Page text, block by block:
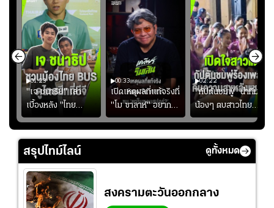
01:23
"เจ ชนาธิป" เล่า
เบื้องหลัง "ไทย
BUS" บังเอิญเจอขอ
ถ่ายรูปที่ฟู้ดแลนด์
00:33
เปิดเหตุผลที่แท้จริงที่
"โม ซาลาห์" อยาก
ย้ายซบ "แทร็บซอนส
ปอร์"
02:22
"กัปตันชมพู่" นำทีม
น้องๆ ตบสาวไทย
ปล่อยจอย โชว์ลูกคอ
สเต็ปเต้น "เปิดใจ
สาวแต"
สรุปไทม์ไลน์ ดูทั้งหมด
สงครามตะวันออกกลาง